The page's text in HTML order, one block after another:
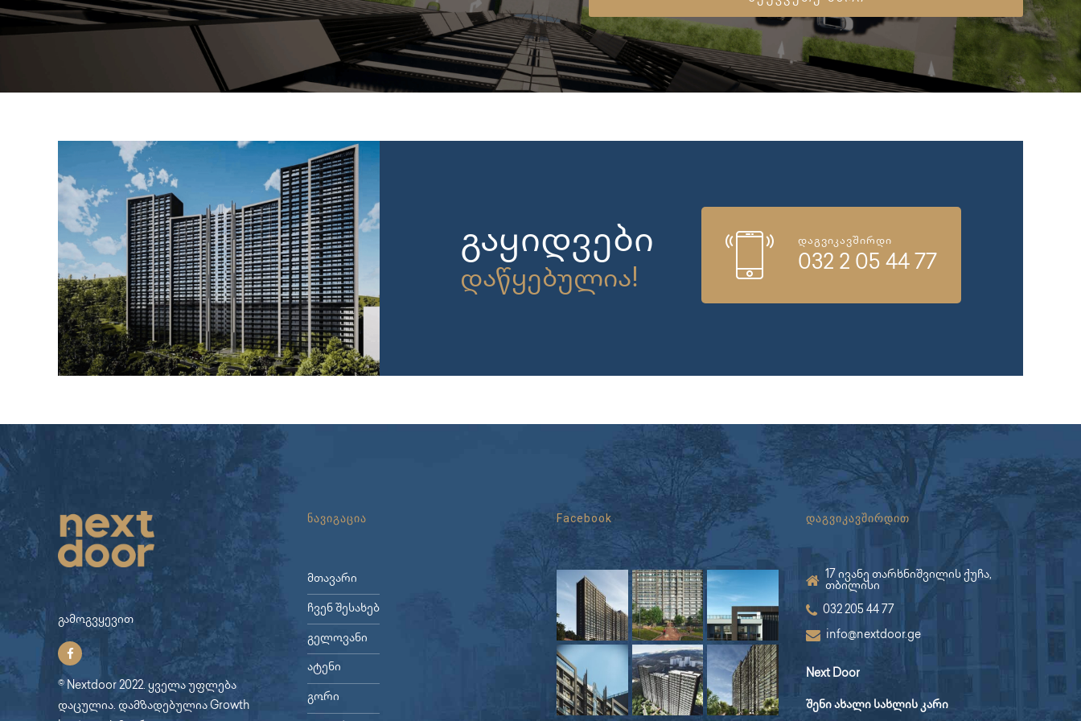
გაყიდვები
დაწყებულია!
დაგვიკავშირდი
032 2 05 44 77
გამოგვყევით
© Nextdoor 2022. ყველა უფლება
დაცულია. დამზადებულია Growth
ნავიგაცია
მთავარი
ჩვენ შესახებ
გელოვანი
ატენი
გორი
Facebook დაგვიკავშირდით
17 ივანე თარხნიშვილის ქუჩა,
თბილისი
032 205 44 77
info@nextdoor.ge
Next Door
შენი ახალი სახლის კარი